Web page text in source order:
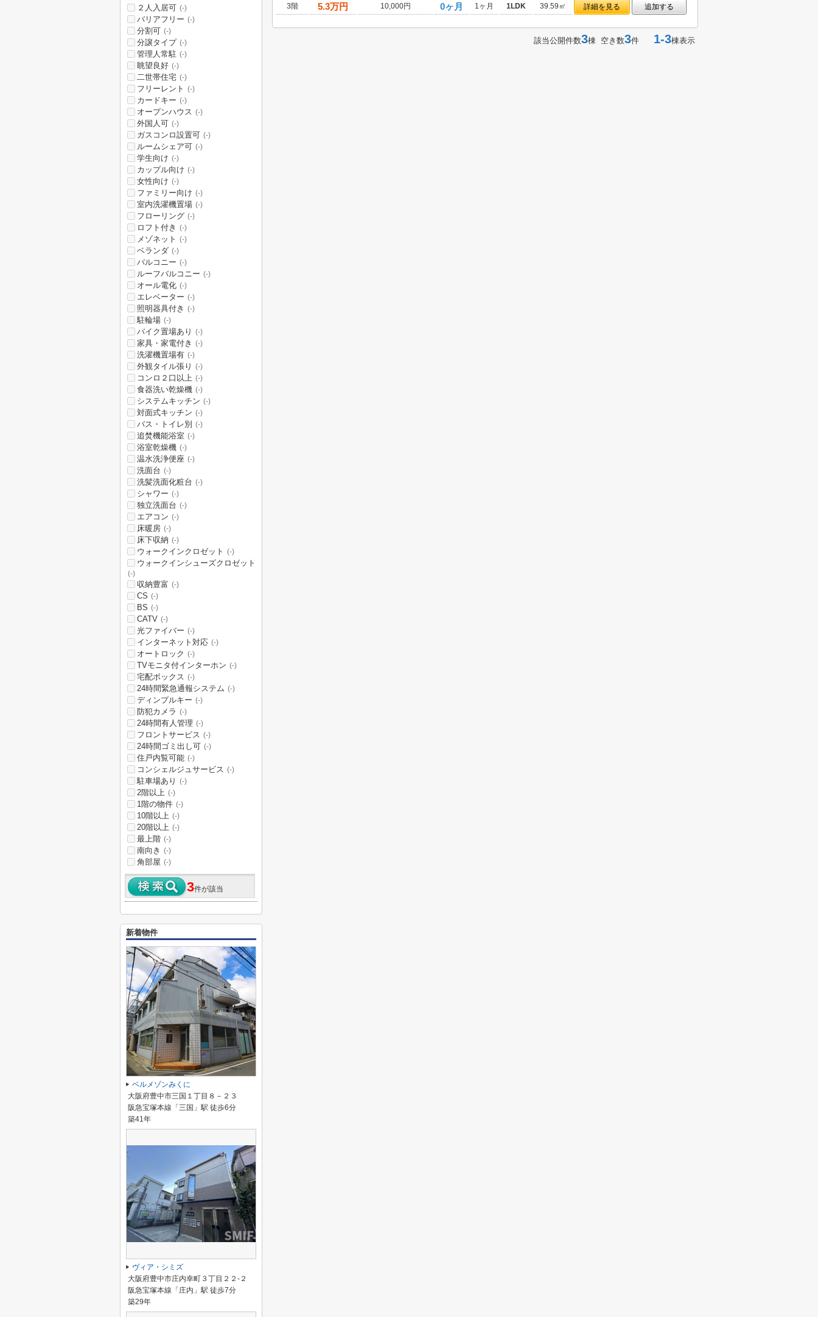
3階
5.3万円 10,000円 0ヶ月 1ヶ月 1LDK 39.59㎡ 詳細を見る 追加する
該当公開件数3棟 空き数3件 1-3棟表示
２人入居可 (-)
バリアフリー (-)
分割可 (-)
分譲タイプ (-)
管理人常駐 (-)
眺望良好 (-)
二世帯住宅 (-)
フリーレント (-)
カードキー (-)
オープンハウス (-)
外国人可 (-)
ガスコンロ設置可 (-)
ルームシェア可 (-)
学生向け (-)
カップル向け (-)
女性向け (-)
ファミリー向け (-)
室内洗濯機置場 (-)
フローリング (-)
ロフト付き (-)
メゾネット (-)
ベランダ (-)
バルコニー (-)
ルーフバルコニー (-)
オール電化 (-)
エレベーター (-)
照明器具付き (-)
駐輪場 (-)
バイク置場あり (-)
家具・家電付き (-)
洗濯機置場有 (-)
外観タイル張り (-)
コンロ２口以上 (-)
食器洗い乾燥機 (-)
システムキッチン (-)
対面式キッチン (-)
バス・トイレ別 (-)
追焚機能浴室 (-)
浴室乾燥機 (-)
温水洗浄便座 (-)
洗面台 (-)
洗髪洗面化粧台 (-)
シャワー (-)
独立洗面台 (-)
エアコン (-)
床暖房 (-)
床下収納 (-)
ウォークインクロゼット (-)
ウォークインシューズクロゼット
(-)
収納豊富 (-)
CS (-)
BS (-)
CATV (-)
光ファイバー (-)
インターネット対応 (-)
オートロック (-)
TVモニタ付インターホン (-)
宅配ボックス (-)
24時間緊急通報システム (-)
ディンプルキー (-)
防犯カメラ (-)
24時間有人管理 (-)
フロントサービス (-)
24時間ゴミ出し可 (-)
住戸内覧可能 (-)
コンシェルジュサービス (-)
駐車場あり (-)
2階以上 (-)
1階の物件 (-)
10階以上 (-)
20階以上 (-)
最上階 (-)
南向き (-)
角部屋 (-)
3件が該当
新着物件
ベルメゾンみくに
大阪府豊中市三国１丁目８－２３
阪急宝塚本線「三国」駅 徒歩6分
築41年
ヴィア・シミズ
大阪府豊中市庄内幸町３丁目２２-２
阪急宝塚本線「庄内」駅 徒歩7分
築29年